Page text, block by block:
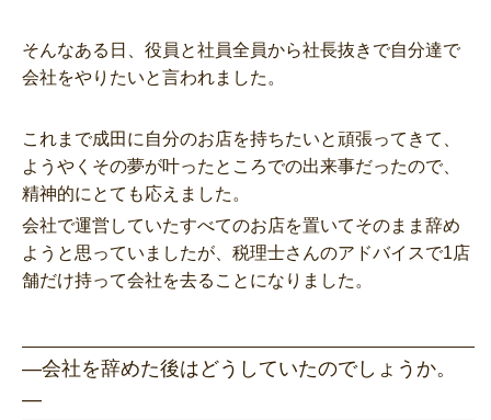
そんなある日、役員と社員全員から社長抜きで自分達で
会社をやりたいと言われました。
これまで成田に自分のお店を持ちたいと頑張ってきて、
ようやくその夢が叶ったところでの出来事だったので、
精神的にとても応えました。
会社で運営していたすべてのお店を置いてそのまま辞め
ようと思っていましたが、税理士さんのアドバイスで1店
舗だけ持って会社を去ることになりました。
―会社を辞めた後はどうしていたのでしょうか。
―